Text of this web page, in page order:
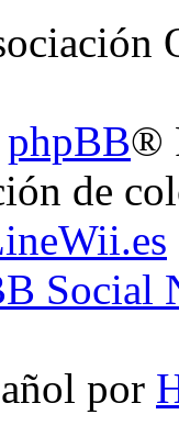
phpBB®
de
Social
por